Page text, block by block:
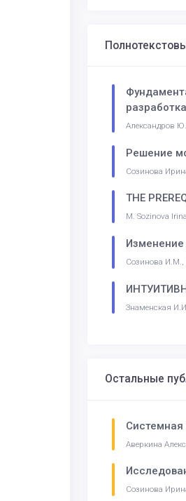
Александров
Решение
Созинова
THE
M. Sozinova
Созинова И.М.,
Знаменская
Остальные
Системная
Аверкина
Созинова